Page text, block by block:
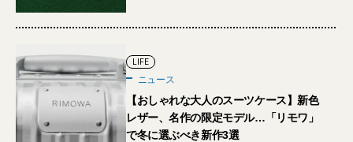
LIFE
ニュース
【おしゃれな大人のスーツケース】新色
レザー、名作の限定モデル…「リモワ」
で冬に選ぶべき新作3選